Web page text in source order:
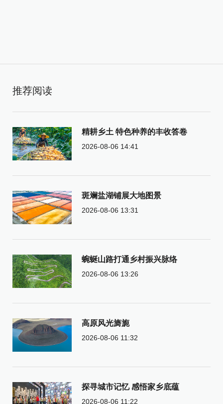
推荐阅读
精耕乡土 特色种养的丰收答卷
2026-08-06 14:41
斑斓盐湖铺展大地图景
2026-08-06 13:31
蜿蜒山路打通乡村振兴脉络
2026-08-06 13:26
高原风光旖旎
2026-08-06 11:32
探寻城市记忆 感悟家乡底蕴
2026-08-06 11:22